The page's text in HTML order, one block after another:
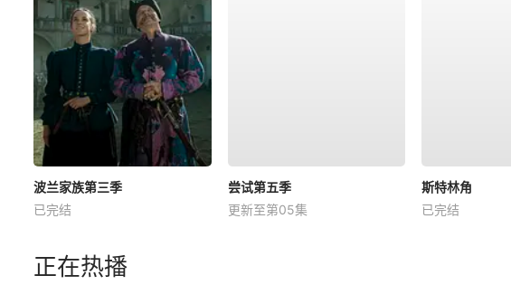
波兰家族第三季
已完结
尝试第五季
更新至第05集
斯特林角
已完结
正在热播